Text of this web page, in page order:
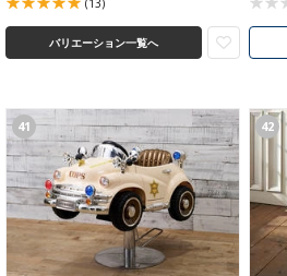
バリエーション一覧へ
41 42